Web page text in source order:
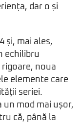
dar o și
și, mai ales,
echilibru
noua
elemente care
seriei.
un mod mai ușor,
că, până la